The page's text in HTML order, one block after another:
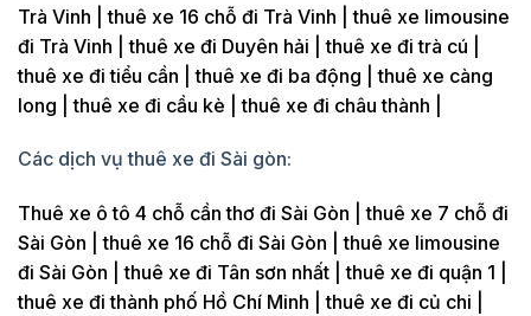
Trà Vinh | thuê xe 16 chỗ đi Trà Vinh | thuê xe limousine
đi Trà Vinh | thuê xe đi Duyên hải | thuê xe đi trà cú |
thuê xe đi tiểu cần | thuê xe đi ba động | thuê xe càng
long | thuê xe đi cầu kè | thuê xe đi châu thành |
Các dịch vụ thuê xe đi Sài gòn:
Thuê xe ô tô 4 chỗ cần thơ đi Sài Gòn | thuê xe 7 chỗ đi
Sài Gòn | thuê xe 16 chỗ đi Sài Gòn | thuê xe limousine
đi Sài Gòn | thuê xe đi Tân sơn nhất | thuê xe đi quận 1 |
thuê xe đi thành phố Hồ Chí Minh | thuê xe đi củ chi |